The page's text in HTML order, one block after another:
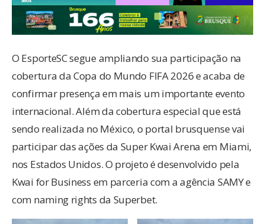
O EsporteSC segue ampliando sua participação na
cobertura da Copa do Mundo FIFA 2026 e acaba de
confirmar presença em mais um importante evento
internacional. Além da cobertura especial que está
sendo realizada no México, o portal brusquense vai
participar das ações da Super Kwai Arena em Miami,
nos Estados Unidos. O projeto é desenvolvido pela
Kwai for Business em parceria com a agência SAMY e
com naming rights da Superbet.